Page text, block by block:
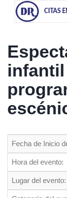
CITAS
Fecha de Inicio
Hora del evento:
Lugar del evento: